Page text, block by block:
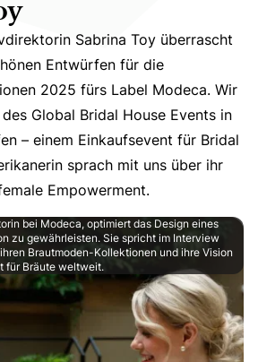
Sabrina Toy überrascht
Sabrina Toy überrascht
Entwürfen für die
2025 fürs Label Modeca. Wir
Global Bridal House Events in
– einem Einkaufsevent für Bridal
sprach mit uns über ihr
Empowerment.
bei Modeca, optimiert das Design eines
zu gewährleisten. Sie spricht im Interview
Brautmoden-Kollektionen und ihre Vision
für Bräute weltweit.